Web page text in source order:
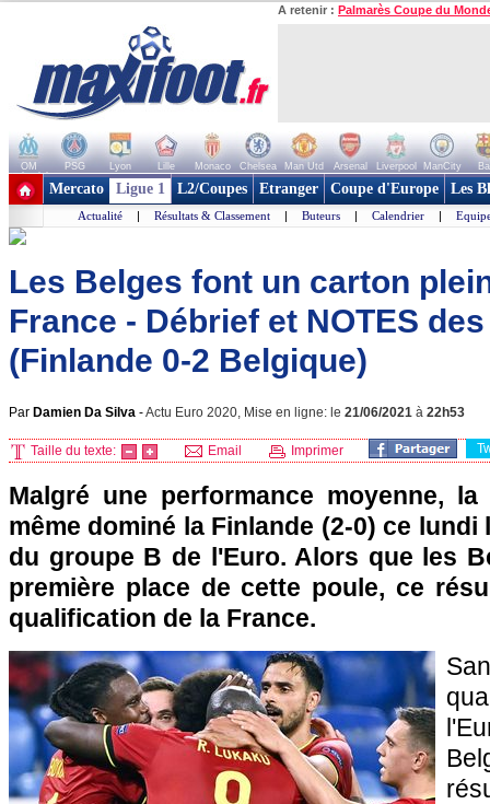
A retenir : Palmarès Coupe du
OM PSG Lyon Lille Monaco Chelsea Man Utd Arsenal Liverpool ManCity
+ de clubs
Mercato Ligue 1 L2/Coupes Etranger Coupe d'Europe Les
Actualité | Résultats & Classement | Buteurs | Calendrier |
Les Belges font un carton
France - Débrief et NOTES
(Finlande 0-2 Belgique)
Par Damien Da Silva -Actu Euro 2020, Mise en ligne: le 21/06/2021 à 22h53
Taille du texte: Email Imprimer
Malgré une performance moyenne,
même dominé la Finlande (2-0) ce
du groupe B de l'Euro. Alors que les
première place de cette poule, ce
qualification de la France.